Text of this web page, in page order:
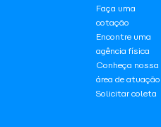
Faça uma
cotação
Encontre uma
agência física
Conheça nossa
área de atuação
Solicitar coleta